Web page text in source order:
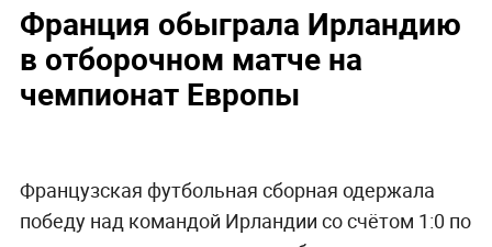
Франция обыграла Ирландию
в отборочном матче на
чемпионат Европы
Французская футбольная сборная одержала
победу над командой Ирландии со счётом 1:0 по